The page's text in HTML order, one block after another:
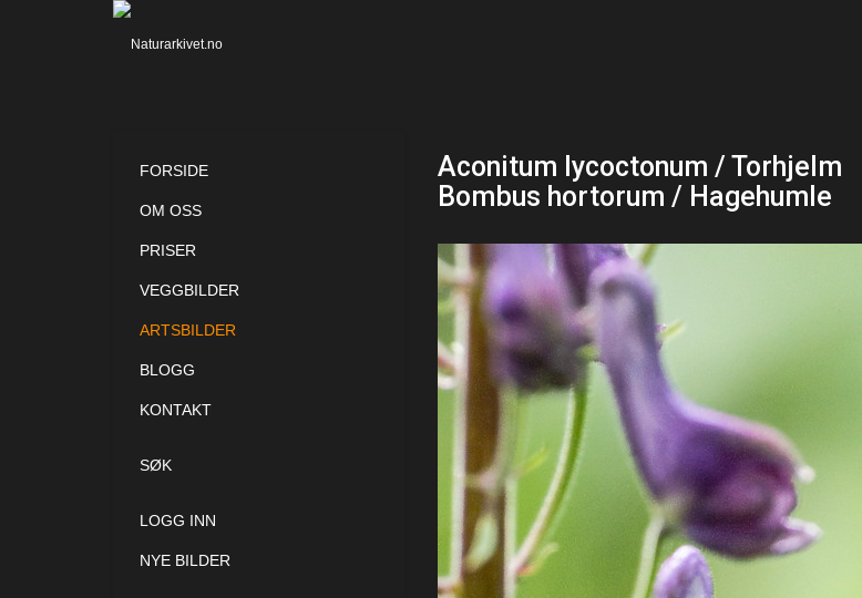
Aconitum lycoctonum / Torhjelm
Bombus hortorum / Hagehumle
FORSIDE
OM OSS
PRISER
VEGGBILDER
ARTSBILDER
BLOGG
KONTAKT
SØK
LOGG INN
NYE BILDER